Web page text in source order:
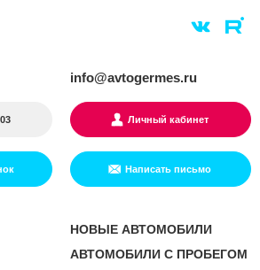
info@avtogermes.ru
Личный кабинет
Написать письмо
НОВЫЕ АВТОМОБИЛИ
АВТОМОБИЛИ С ПРОБЕГОМ